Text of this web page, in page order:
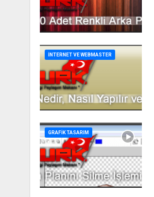
İNTERNET VE WEBMASTER
GRAFIK TASARIM